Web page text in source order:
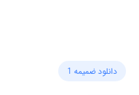
دانلود ضمیمه 1